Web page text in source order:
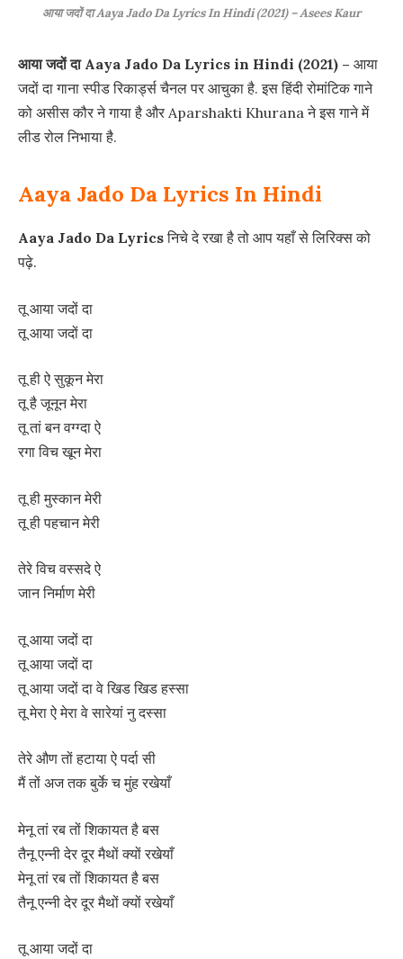
आया जदों दा Aaya Jado Da Lyrics In Hindi (2021) – Asees Kaur
आया जदों दा Aaya Jado Da Lyrics in Hindi (2021) – आया
जदों दा गाना स्पीड रिकार्ड्स चैनल पर आचुका है. इस हिंदी रोमांटिक गाने
को असीस कौर ने गाया है और Aparshakti Khurana ने इस गाने में
लीड रोल निभाया है.
Aaya Jado Da Lyrics In Hindi
Aaya Jado Da Lyricsनिचे दे रखा है तो आप यहाँ से लिरिक्स को
पढ़े.
तू आया जदों दा
तू आया जदों दा
तू ही ऐ सुकून मेरा
तू है जूनून मेरा
तू तां बन वग्ग्दा ऐ
रगा विच खून मेरा
तू ही मुस्कान मेरी
तू ही पहचान मेरी
तेरे विच वस्सदे ऐ
जान निर्माण मेरी
तू आया जदों दा
तू आया जदों दा
तू आया जदों दा वे खिड खिड हस्सा
तू मेरा ऐ मेरा वे सारेयां नु दस्सा
तेरे औण तों हटाया ऐ पर्दा सी
मैं तों अज तक बुर्के च मुंह रखेयाँ
मेनू तां रब तों शिकायत है बस
तैनू एन्नी देर दूर मैथों क्यों रखेयाँ
मेनू तां रब तों शिकायत है बस
तैनू एन्नी देर दूर मैथों क्यों रखेयाँ
तू आया जदों दा